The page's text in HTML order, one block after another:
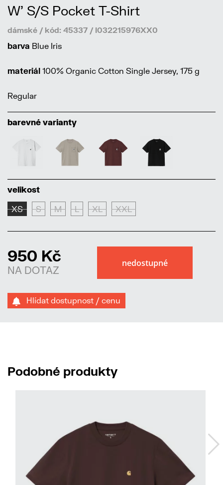
W' S/S Pocket T-Shirt
dámské / kód: 45337 / I032215976XX0
barva Blue Iris
materiál 100% Organic Cotton Single Jersey, 175 g
Regular
barevné varianty
velikost
XS S M L XL XXL
950 Kč
NA DOTAZ
Hlídat dostupnost / cenu
Podobné produkty